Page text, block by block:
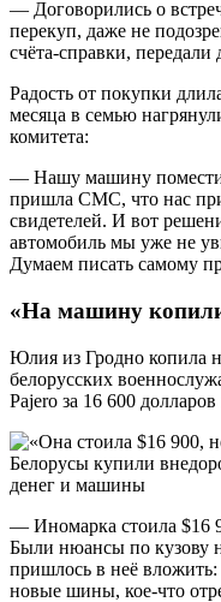
— Договорились о
перекуп, даже не
счёта-справки,
Радость от покупки
месяца в семью
комитета:
— Нашу машину
пришла СМС, что нас
свидетелей. И вот
автомобиль мы уже не
Думаем писать самому
«На машину копили
Юлия из Гродно копила
белорусских
Pajero за 16 600
— Иномарка стоила $16
Были нюансы по кузову
пришлось в неё
новые шины, кое-что